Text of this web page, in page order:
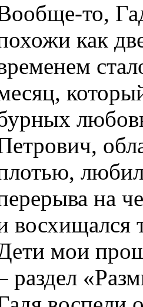
то,
как
на
восхищался
мои
раздел